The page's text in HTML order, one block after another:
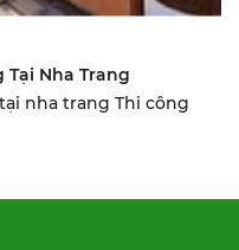
Tại Nha Trang
nha trang Thi công